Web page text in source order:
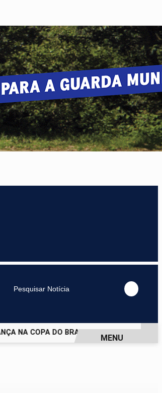
Pesquisar Notícia
NA COPA DO BRASIL
MENU